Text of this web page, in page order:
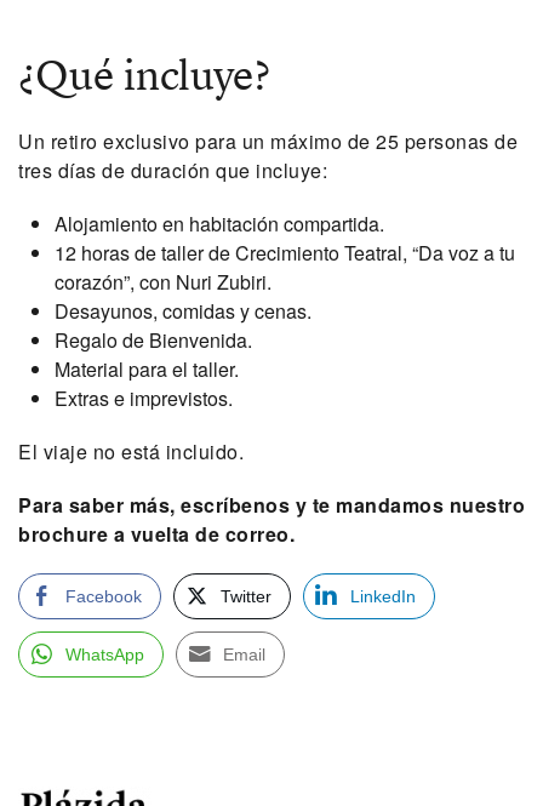
¿Qué incluye?
Un retiro exclusivo para un máximo de 25 personas de
tres días de duración que incluye:
Alojamiento en habitación compartida.
12 horas de taller de Crecimiento Teatral, “Da voz a tu
corazón”, con Nuri Zubiri.
Desayunos, comidas y cenas.
Regalo de Bienvenida.
Material para el taller.
Extras e imprevistos.
El viaje no está incluido.
Para saber más, escríbenos y te mandamos nuestro
brochure a vuelta de correo.
Facebook Twitter LinkedIn
WhatsApp Email